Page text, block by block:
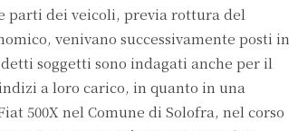
dei veicoli, previa rottura del
venivano successivamente posti in
soggetti sono indagati anche per il
a loro carico, in quanto in una
500X nel Comune di Solofra, nel corso